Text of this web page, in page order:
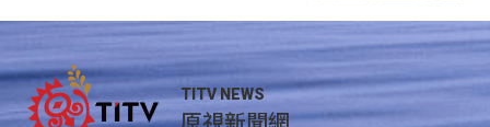
TITV NEWS
原視新聞網